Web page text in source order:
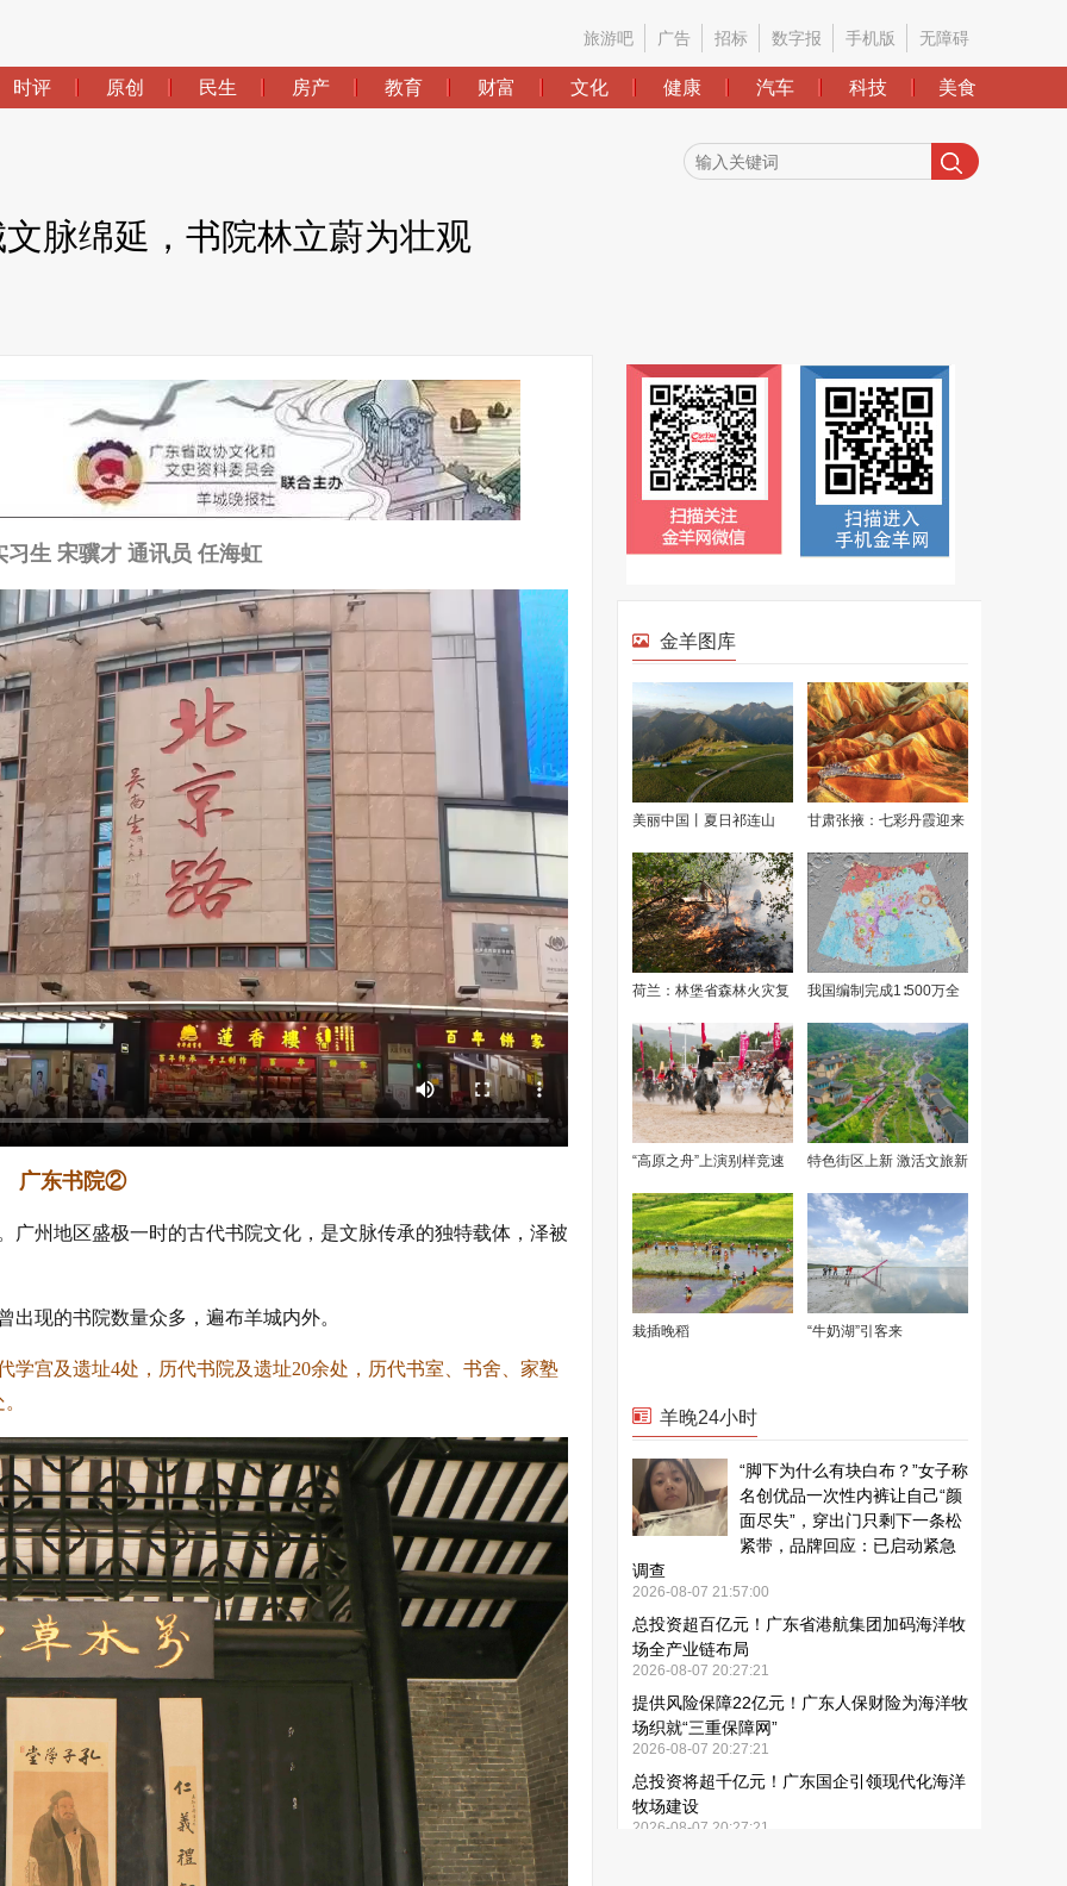
旅游吧 广告 招标 数字报 手机版 无障碍
时评 原创 民生 房产 教育 财富 文化 健康 汽车 科技 美食
脉绵延，书院林立蔚为壮观
生 宋骥才 通讯员 任海虹
广东书院②
广州地区盛极一时的古代书院文化，是文脉传承的独特载体，泽被
现的书院数量众多，遍布羊城内外。
学宫及遗址4处，历代书院及遗址20余处，历代书室、书舍、家塾